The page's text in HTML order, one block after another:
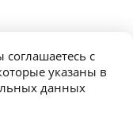
с
указаны в
данных